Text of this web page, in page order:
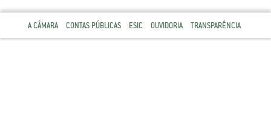
A CÂMARA CONTAS PÚBLICAS ESIC OUVIDORIA TRANSPARÊNCIA